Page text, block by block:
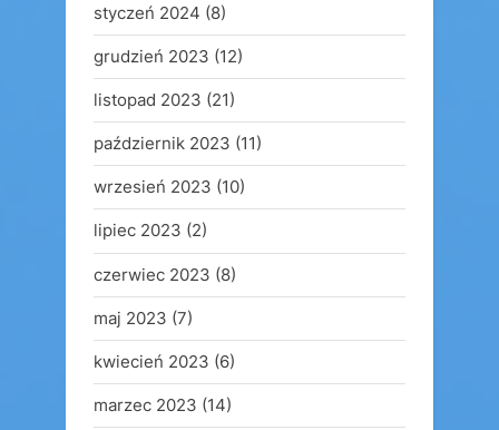
styczeń 2024 (8)
grudzień 2023 (12)
listopad 2023 (21)
październik 2023 (11)
wrzesień 2023 (10)
lipiec 2023 (2)
czerwiec 2023 (8)
maj 2023 (7)
kwiecień 2023 (6)
marzec 2023 (14)